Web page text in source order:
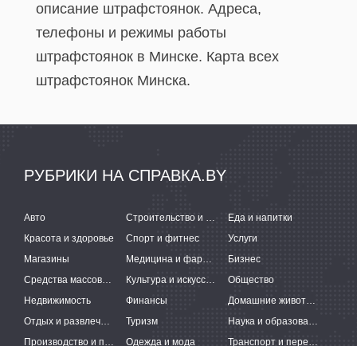
описание штрафстоянок. Адреса,
телефоны и режимы работы
штрафстоянок в Минске. Карта всех
штрафстоянок Минска.
РУБРИКИ НА СПРАВКА.BY
Авто Строительство и ремонт
Еда и напитки
Красота и здоровье
Спорт и фитнес
Услуги
Магазины
Медицина и фармацевтика
Бизнес
Средства массовой информации
Культура и искусство
Общество
Недвижимость
Финансы
Домашние животные
Отдых и развлечения
Туризм
Наука и образование
Производство и поставки
Одежда и мода Транспорт и перевозки